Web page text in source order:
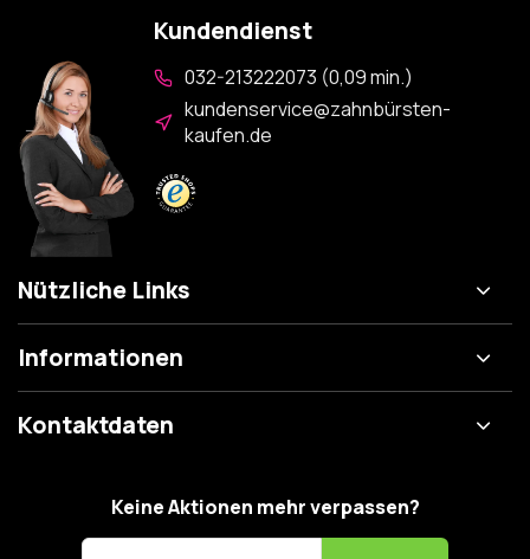
Kundendienst
032-213222073 (0,09 min.)
kundenservice@zahnbürsten-
kaufen.de
Nützliche Links
Informationen
Kontaktdaten
Keine Aktionen mehr verpassen?